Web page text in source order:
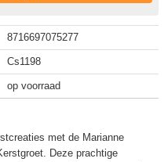
8716697075277
Cs1198
op voorraad
met de Marianne
Deze prachtige